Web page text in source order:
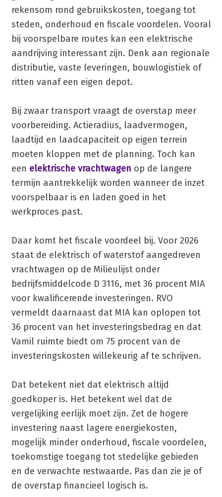
rekensom rond gebruikskosten, toegang tot
steden, onderhoud en fiscale voordelen. Vooral
bij voorspelbare routes kan een elektrische
aandrijving interessant zijn. Denk aan regionale
distributie, vaste leveringen, bouwlogistiek of
ritten vanaf een eigen depot.
Bij zwaar transport vraagt de overstap meer
voorbereiding. Actieradius, laadvermogen,
laadtijd en laadcapaciteit op eigen terrein
moeten kloppen met de planning. Toch kan
een elektrische vrachtwagen op de langere
termijn aantrekkelijk worden wanneer de inzet
voorspelbaar is en laden goed in het
werkproces past.
Daar komt het fiscale voordeel bij. Voor 2026
staat de elektrisch of waterstof aangedreven
vrachtwagen op de Milieulijst onder
bedrijfsmiddelcode D 3116, met 36 procent MIA
voor kwalificerende investeringen. RVO
vermeldt daarnaast dat MIA kan oplopen tot
36 procent van het investeringsbedrag en dat
Vamil ruimte biedt om 75 procent van de
investeringskosten willekeurig af te schrijven.
Dat betekent niet dat elektrisch altijd
goedkoper is. Het betekent wel dat de
vergelijking eerlijk moet zijn. Zet de hogere
investering naast lagere energiekosten,
mogelijk minder onderhoud, fiscale voordelen,
toekomstige toegang tot stedelijke gebieden
en de verwachte restwaarde. Pas dan zie je of
de overstap financieel logisch is.